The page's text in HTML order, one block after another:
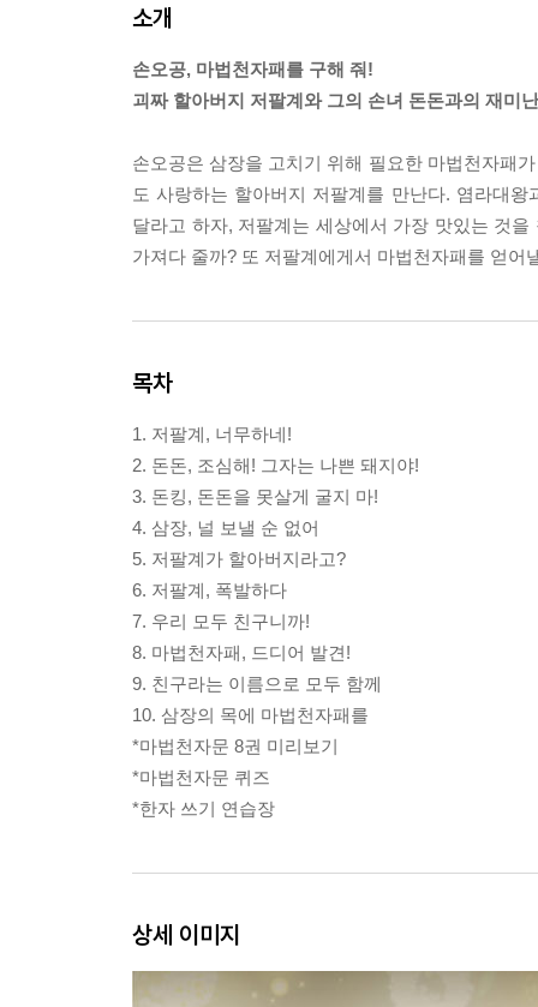
소개
손오공, 마법천자패를 구해 줘!
괴짜 할아버지 저팔계와 그의 손녀 돈돈과의 재미
손오공은 삼장을 고치기 위해 필요한 마법천자패
도 사랑하는 할아버지 저팔계를 만난다. 염라대
달라고 하자, 저팔계는 세상에서 가장 맛있는 것
가져다 줄까? 또 저팔계에게서 마법천자패를 얻어
목차
1. 저팔계, 너무하네!
2. 돈돈, 조심해! 그자는 나쁜 돼지야!
3. 돈킹, 돈돈을 못살게 굴지 마!
4. 삼장, 널 보낼 순 없어
5. 저팔계가 할아버지라고?
6. 저팔계, 폭발하다
7. 우리 모두 친구니까!
8. 마법천자패, 드디어 발견!
9. 친구라는 이름으로 모두 함께
10. 삼장의 목에 마법천자패를
*마법천자문 8권 미리보기
*마법천자문 퀴즈
*한자 쓰기 연습장
상세 이미지